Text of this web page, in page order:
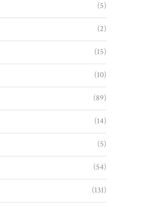
(5)
(2)
(15)
(10)
(89)
(14)
(5)
(54)
(131)